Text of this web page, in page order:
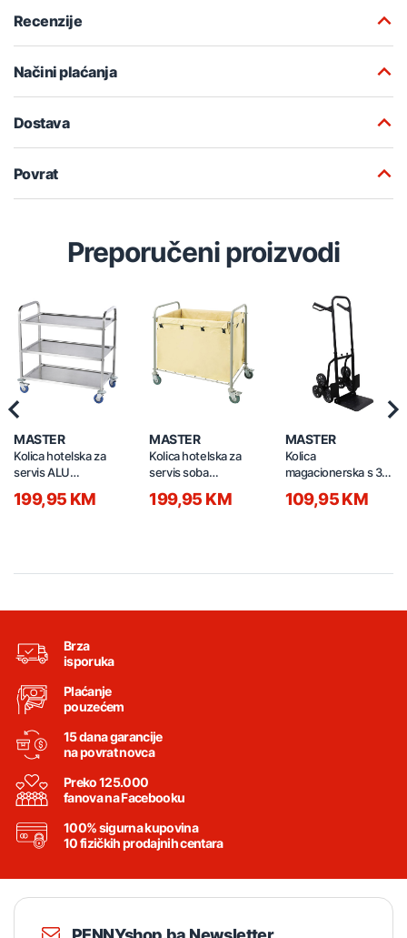
Recenzije
Načini plaćanja
Dostava
Povrat
Preporučeni proizvodi
MASTER
Kolica hotelska za
servis ALU
010
199,95 KM
MASTER
Kolica hotelska za
servis soba
9A žuta
199,95 KM
MASTER
Kolica
magacionerska s 3
crna
109,95 KM
Brza
isporuka
Plaćanje
pouzećem
15 dana garancije
na povrat novca
Preko 125.000
fanova na Facebooku
100% sigurna kupovina
10 fizičkih prodajnih centara